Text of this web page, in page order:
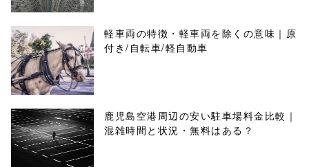
軽車両の特徴・軽車両を除くの意味｜原
付き/自転車/軽自動車
鹿児島空港周辺の安い駐車場料金比較｜
混雑時間と状況・無料はある？